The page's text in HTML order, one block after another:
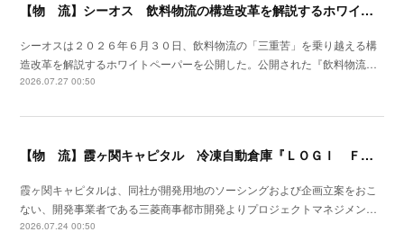
【物 流】シーオス 飲料物流の構造改革を解説するホワイトペーパー公開
シーオスは２０２６年６月３０日、飲料物流の「三重苦」を乗り越える構
造改革を解説するホワイトペーパーを公開した。公開された『飲料物流…
2026.07.27 00:50
【物 流】霞ヶ関キャピタル 冷凍自動倉庫『ＬＯＧＩ ＦＬＡＧ ＴＥＣＨ 東扇島Ⅰ』竣工
霞ヶ関キャピタルは、同社が開発用地のソーシングおよび企画立案をおこ
ない、開発事業者である三菱商事都市開発よりプロジェクトマネジメン…
2026.07.24 00:50